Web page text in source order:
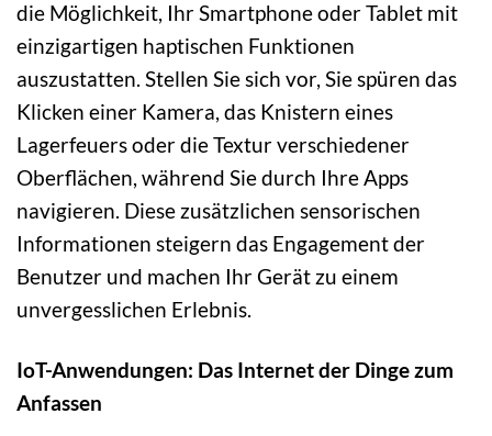
die Möglichkeit, Ihr Smartphone oder Tablet mit
einzigartigen haptischen Funktionen
auszustatten. Stellen Sie sich vor, Sie spüren das
Klicken einer Kamera, das Knistern eines
Lagerfeuers oder die Textur verschiedener
Oberflächen, während Sie durch Ihre Apps
navigieren. Diese zusätzlichen sensorischen
Informationen steigern das Engagement der
Benutzer und machen Ihr Gerät zu einem
unvergesslichen Erlebnis.
IoT-Anwendungen: Das Internet der Dinge zum
Anfassen